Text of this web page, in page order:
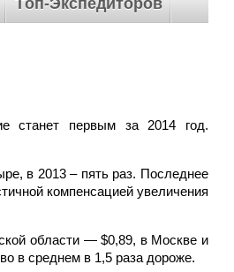
Tоп-Экспедиторов
станет первым за 2014 год.
в 2013 – пять раз. Последнее
компенсацией увеличения
области — $0,89, в Москве и
в среднем в 1,5 раза дороже.